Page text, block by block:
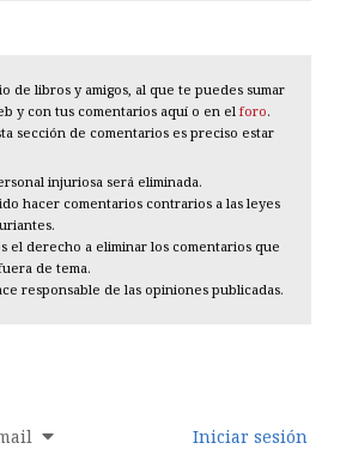
de libros y amigos, al que te puedes sumar
y con tus comentarios aquí o en el foro.
sección de comentarios es preciso estar
injuriosa será eliminada.
hacer comentarios contrarios a las leyes
el derecho a eliminar los comentarios que
de tema.
responsable de las opiniones publicadas.
Iniciar sesión